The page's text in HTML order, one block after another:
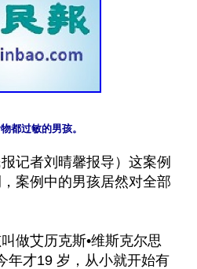
记者刘晴馨报导）这案例
案例中的男孩居然对全部
做艾历克斯•维斯克尔思
年才19 岁，从小就开始有